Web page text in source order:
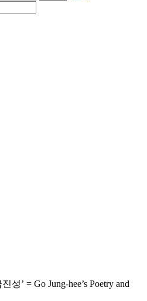
성’ = Go Jung-hee’s Poetry and